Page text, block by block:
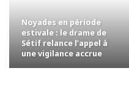
Noyades en période
estivale : le drame de
Sétif relance l’appel à
une vigilance accrue